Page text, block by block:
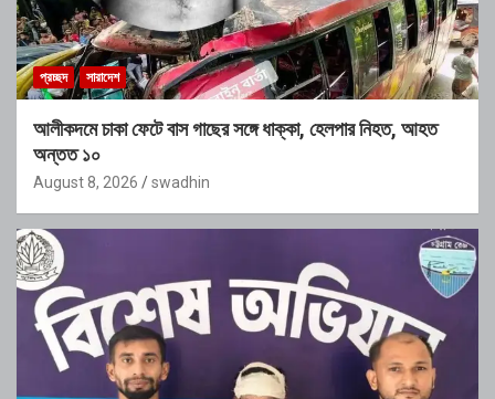
প্রচ্ছদ সারাদেশ
আলীকদমে চাকা ফেটে বাস গাছের সঙ্গে ধাক্কা, হেলপার নিহত, আহত
অন্তত ১০
August 8, 2026 swadhin